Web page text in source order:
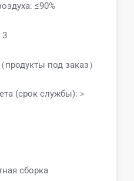
≤90%
3
（продукты под заказ）
(срок службы):＞
сборка